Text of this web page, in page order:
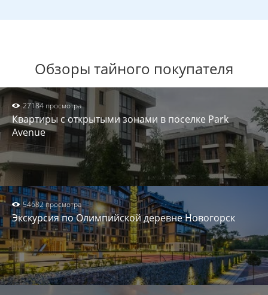
Обзоры тайного покупателя
27184 просмотра
Квартиры с открытыми зонами в поселке Park
Avenue
54682 просмотра
Экскурсия по Олимпийской деревне Новогорск